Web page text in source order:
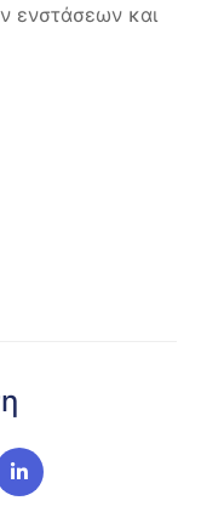
ενστάσεων και